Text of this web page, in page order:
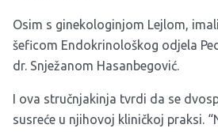
Osim s ginekologinjom Lejlom,
šeficom Endokrinološkog odjela
dr. Snježanom Hasanbegović.
I ova stručnjakinja tvrdi da se
susreće u njihovoj kliničkoj praksi.